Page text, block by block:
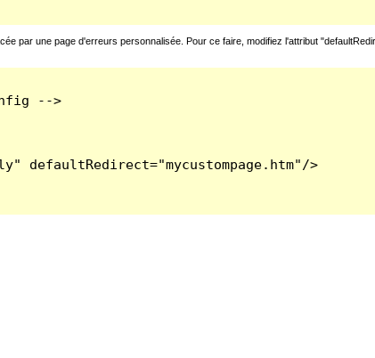
par une page d'erreurs personnalisée. Pour ce faire, modifiez l'attribut
-->
defaultRedirect="mycustompage.htm"/>